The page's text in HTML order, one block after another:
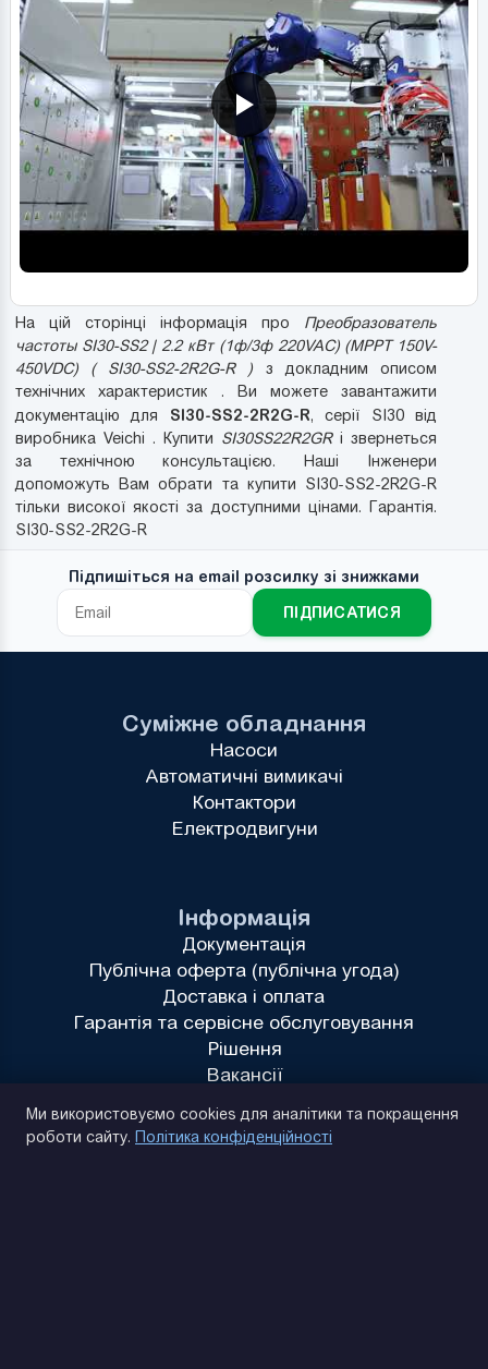
На цій сторінці інформація про Преобразователь
частоты SI30-SS2 | 2.2 кВт (1ф/3ф 220VAC) (MPPT 150V-
450VDC) ( SI30-SS2-2R2G-R ) з докладним описом
технічних характеристик . Ви можете завантажити
документацію для SI30-SS2-2R2G-R, серії SI30 від
виробника Veichi . Купити SI30SS22R2GRі звернеться
за технічною консультацією. Наші Інженери
допоможуть Вам обрати та купити SI30-SS2-2R2G-R
тільки високої якості за доступними цінами. Гарантія.
SI30-SS2-2R2G-R
Підпишіться на email розсилку зі знижками
ПІДПИСАТИСЯ
Інформація
Документація
Публічна оферта (публічна угода)
Доставка і оплата
Гарантія та сервісне обслуговування
Рішення
Вакансії
Суміжне обладнання
Насоси
Автоматичні вимикачі
Контактори
Електродвигуни
Ми використовуємо cookies для аналітики та покращення
роботи сайту. Політика конфіденційності